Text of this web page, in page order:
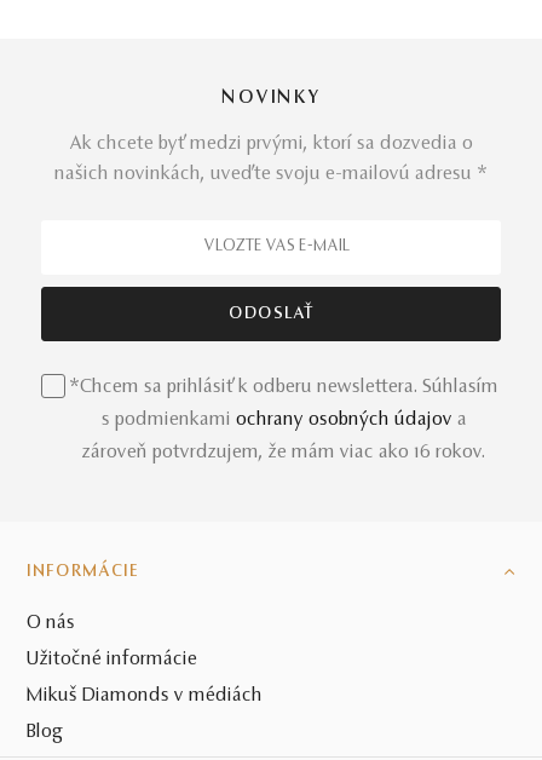
NOVINKY
Ak chcete byť medzi prvými, ktorí sa dozvedia o
našich novinkách, uveďte svoju e-mailovú adresu *
*Chcem sa prihlásiť k odberu newslettera. Súhlasím
s podmienkami ochrany osobných údajov a
zároveň potvrdzujem, že mám viac ako 16 rokov.
INFORMÁCIE
O nás
Užitočné informácie
Mikuš Diamonds v médiách
Blog